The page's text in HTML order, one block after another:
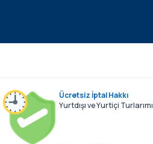
Ücretsiz İptal Hakkı
Yurtdışı ve Yurtiçi